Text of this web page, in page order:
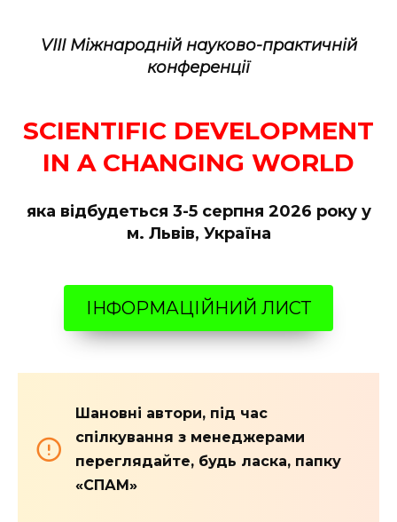
VIII Міжнародній науково-практичній
конференції
SCIENTIFIC DEVELOPMENT
IN A CHANGING WORLD
яка відбудеться 3-5 серпня 2026 року у
м. Львів, Україна
ІНФОРМАЦІЙНИЙ ЛИСТ
Шановні автори, під час
спілкування з менеджерами
переглядайте, будь ласка, папку
«СПАМ»